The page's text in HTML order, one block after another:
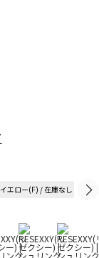
イエロー(F) / 在庫なし